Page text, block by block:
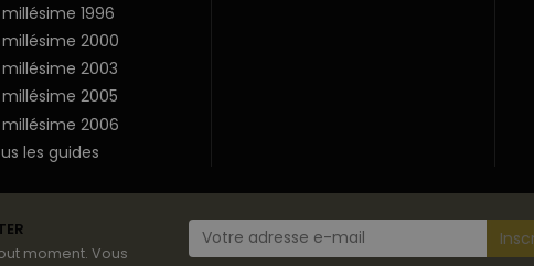
millésime 1996
millésime 2000
millésime 2003
millésime 2005
millésime 2006
les guides
moment. Vous